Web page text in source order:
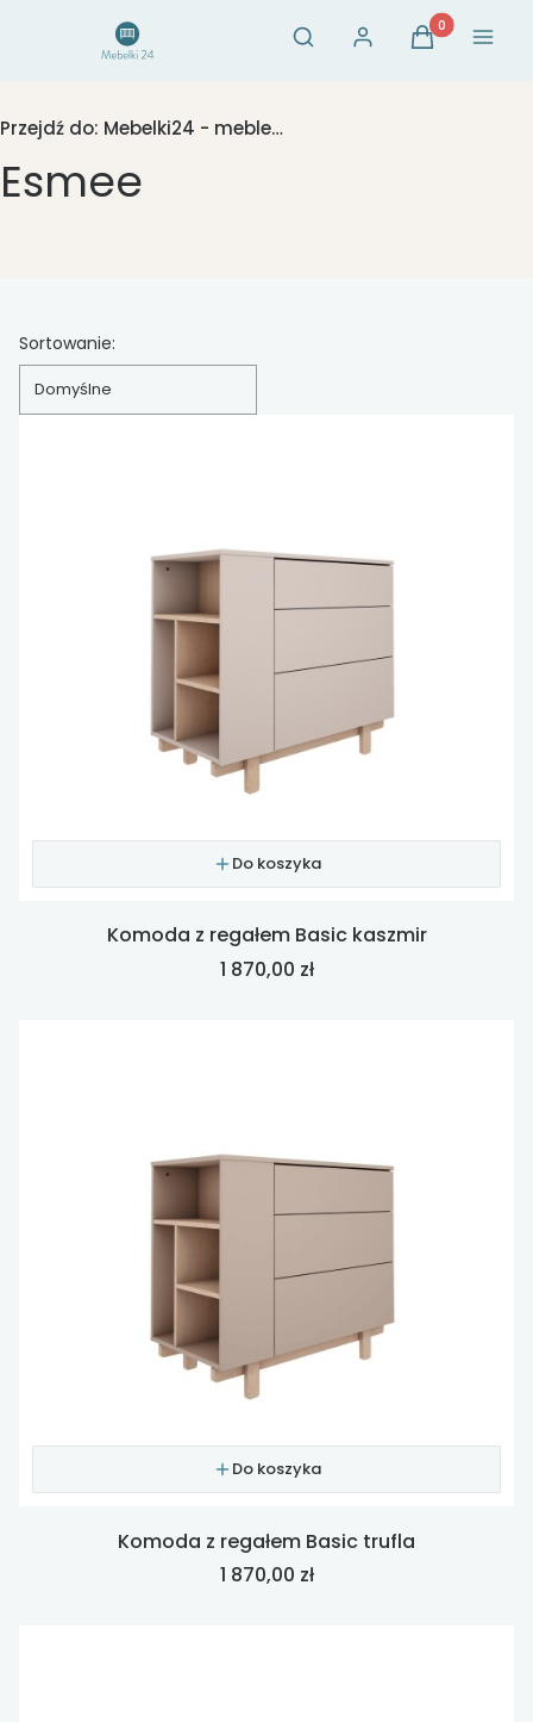
Otwórz wyszukiwarkę
Szukaj Zaloguj sięProdukty w
Koszyk Menu
Przejdź do: Mebelki24 - meble dla dzieci
Esmee
Lista produktów
Sortowanie:
Domyślne
Do koszyka
Komoda z regałem Basic kaszmir
Cena
1 870,00 zł
Do koszyka
Komoda z regałem Basic trufla
Cena
1 870,00 zł